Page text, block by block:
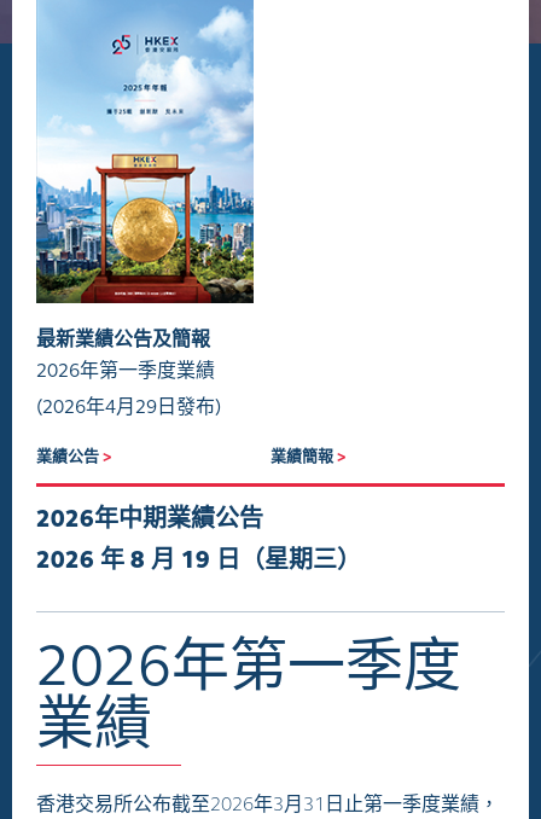
最新業績公告及簡報
2026年第一季度業績
(2026年4月29日發布)
業績公告> 業績簡報>
2026年中期業績公告
2026 年 8 月 19 日（星期三）
2026年第一季度
業績
香港交易所公布截至2026年3月31日止第一季度業績，